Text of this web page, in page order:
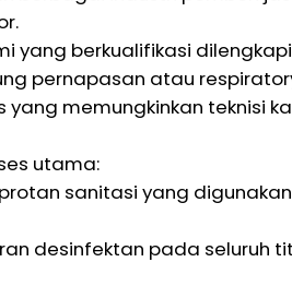
yang berkualifikasi
pernapasan atau
memungkinkan teknisi
utama:
sanitasi yang
desinfektan pada seluruh